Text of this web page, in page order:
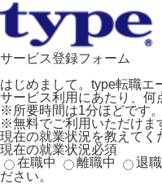
サービス登録フォーム
はじめまして。type転職エ
サービス利用にあたり、何
※所要時間は1分ほどです。
※無料でご利用いただけま
現在の就業状況を教えてく
現在の就業状況必須
在職中
離職中 退
ださい。